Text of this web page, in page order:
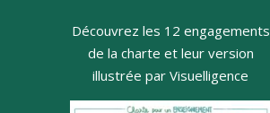
Découvrez les 12 engagements
de la charte et leur version
illustrée par Visuelligence